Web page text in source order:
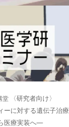
堂
〈研究者向け〉
ーに対する遺伝子治療
医療実装へ―